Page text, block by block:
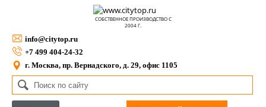
СОБСТВЕННОЕ ПРОИЗВОДСТВО С
2004 Г.
info@citytop.ru
+7 499 404-24-32
г. Москва, пр. Вернадского, д. 29, офис 1105